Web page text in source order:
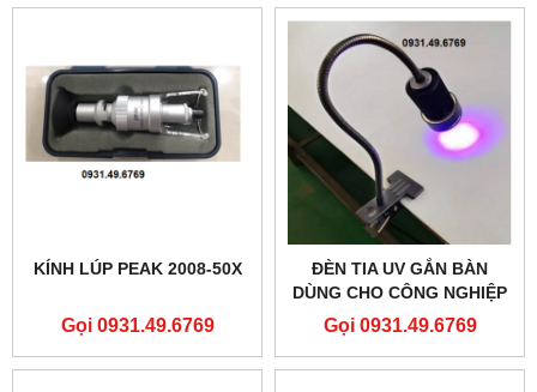
KÍNH LÚP PEAK 2008-50X
Gọi 0931.49.6769
ĐÈN TIA UV GẮN BÀN
DÙNG CHO CÔNG NGHIỆP
TERINO H598-UV
Gọi 0931.49.6769